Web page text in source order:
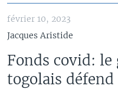
février 10, 2023
Jacques Aristide
Fonds covid:
togolais défend